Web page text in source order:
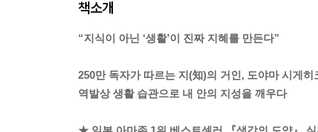
책소개
“지식이 아닌 ‘생활’이 진짜 지혜를 만든다”
250만 독자가 따르는 지(知)의 거인, 도야마 시게히
역발상 생활 습관으로 내 안의 지성을 깨우다